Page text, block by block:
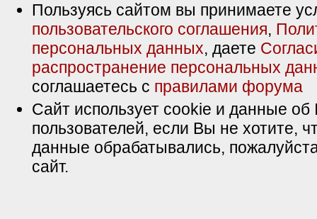
Пользуясь сайтом вы принимаете
пользовательского соглашения,
персональных данных, даете
распространение персональных
соглашаетесь с правилами форума
Сайт использует cookie и данные об
пользователей, если Вы не хотите,
данные обрабатывались,
сайт.